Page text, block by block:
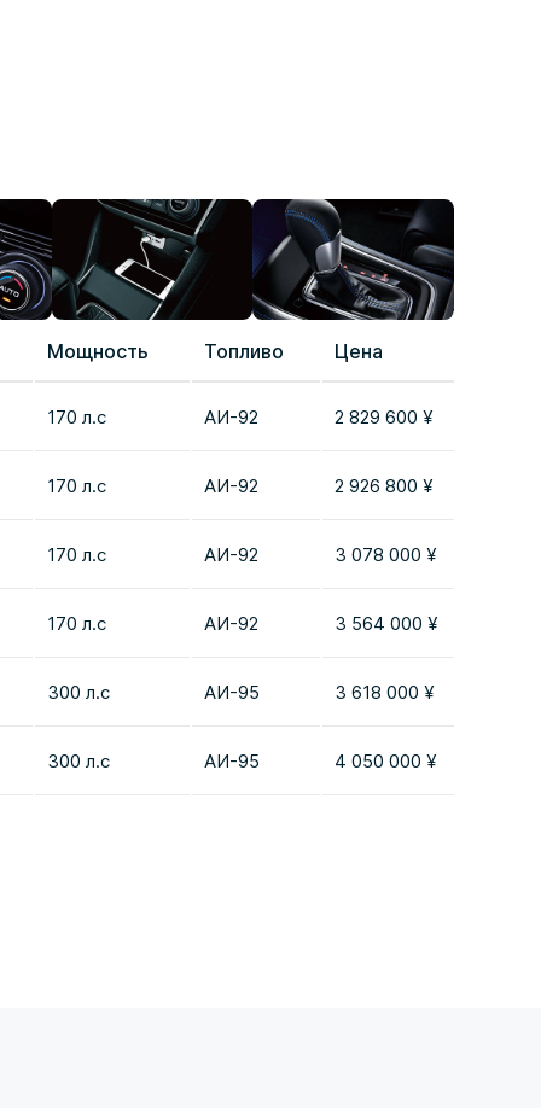
Мощность Топливо Цена
170 л.с AИ-92 2 829 600 ¥
170 л.с AИ-92 2 926 800 ¥
170 л.с AИ-92 3 078 000 ¥
170 л.с AИ-92 3 564 000 ¥
300 л.с AИ-95 3 618 000 ¥
300 л.с AИ-95 4 050 000 ¥